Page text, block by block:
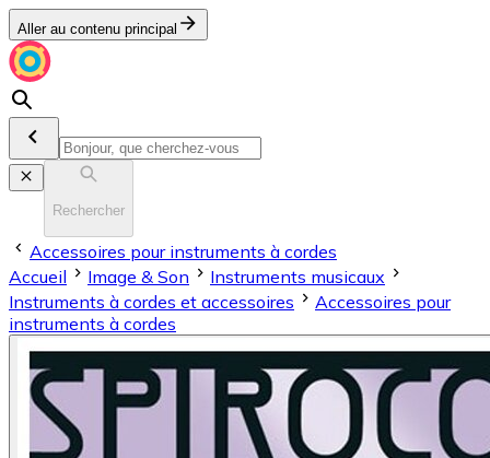
Aller au contenu principal
Rechercher
Accessoires pour instruments à cordes
Accueil
Image & Son
Instruments musicaux
Instruments à cordes et accessoires
Accessoires pour
instruments à cordes